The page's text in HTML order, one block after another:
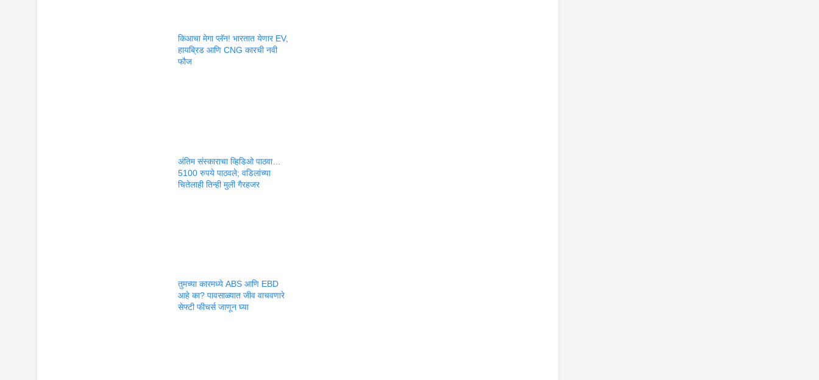
किआचा मेगा प्लॅन! भारतात येणार EV,
हायब्रिड आणि CNG कारची नवी
फौज
अंतिम संस्काराचा व्हिडिओ पाठवा…
5100 रुपये पाठवले; वडिलांच्या
चितेलाही तिन्ही मुली गैरहजर
तुमच्या कारमध्ये ABS आणि EBD
आहे का? पावसाळ्यात जीव वाचवणारे
सेफ्टी फीचर्स जाणून घ्या